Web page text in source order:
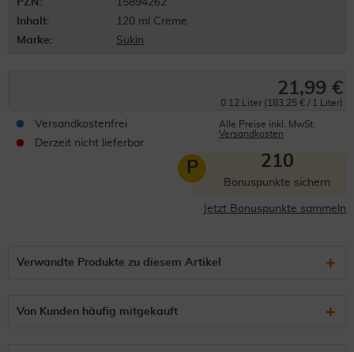
PZN:
15894262
Inhalt:
120 ml Creme
Marke:
Sukin
21,99 €
0.12 Liter (183,25 € / 1 Liter)
Versandkostenfrei
Derzeit nicht lieferbar
Alle Preise inkl. MwSt.
Versandkosten
P 210
Bonuspunkte sichern
Jetzt Bonuspunkte sammeln
Verwandte Produkte zu diesem Artikel
Von Kunden häufig mitgekauft